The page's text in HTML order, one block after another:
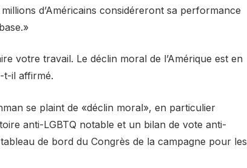
d’Américains considéreront sa performance
votre travail. Le déclin moral de l’Amérique est en
t-il affirmé.
se plaint de «déclin moral», en particulier
anti-LGBTQ notable et un bilan de vote anti-
de bord du Congrès de la campagne pour les